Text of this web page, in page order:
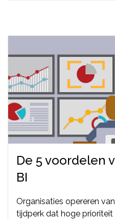
De 5 voordelen
BI
Organisaties opereren
tijdperk dat hoge